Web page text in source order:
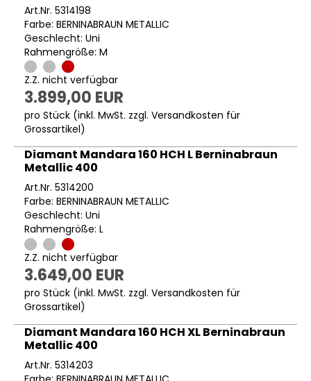
Art.Nr. 5314198
Farbe: BERNINABRAUN METALLIC
Geschlecht: Uni
Rahmengröße: M
Z.Z. nicht verfügbar
3.899,00 EUR
pro Stück (inkl. MwSt. zzgl. Versandkosten für
Grossartikel)
Diamant Mandara 160 HCH L Berninabraun
Metallic 400
Art.Nr. 5314200
Farbe: BERNINABRAUN METALLIC
Geschlecht: Uni
Rahmengröße: L
Z.Z. nicht verfügbar
3.649,00 EUR
pro Stück (inkl. MwSt. zzgl. Versandkosten für
Grossartikel)
Diamant Mandara 160 HCH XL Berninabraun
Metallic 400
Art.Nr. 5314203